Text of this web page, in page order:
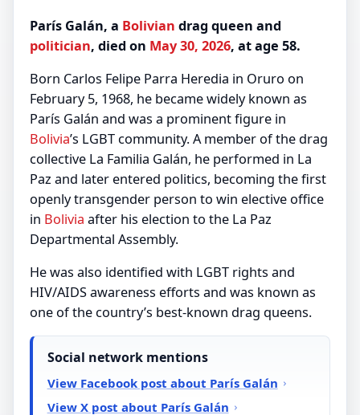
París Galán, a Bolivian drag queen and
politician, died on May 30, 2026, at age 58.
Born Carlos Felipe Parra Heredia in Oruro on
February 5, 1968, he became widely known as
París Galán and was a prominent figure in
Bolivia’s LGBT community. A member of the drag
collective La Familia Galán, he performed in La
Paz and later entered politics, becoming the first
openly transgender person to win elective office
in Bolivia after his election to the La Paz
Departmental Assembly.
He was also identified with LGBT rights and
HIV/AIDS awareness efforts and was known as
one of the country’s best-known drag queens.
Social network mentions
View Facebook post about París Galán
View X post about París Galán